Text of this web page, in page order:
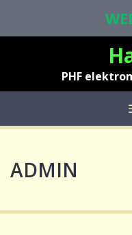
tartalomba
PHF
ADMIN